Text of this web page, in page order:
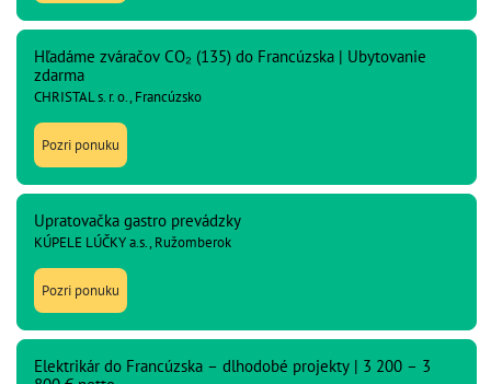
Hľadáme zváračov CO₂ (135) do Francúzska | Ubytovanie
zdarma
CHRISTAL s. r. o., Francúzsko
Pozri ponuku
Upratovačka gastro prevádzky
KÚPELE LÚČKY a.s., Ružomberok
Pozri ponuku
Elektrikár do Francúzska – dlhodobé projekty | 3 200 – 3